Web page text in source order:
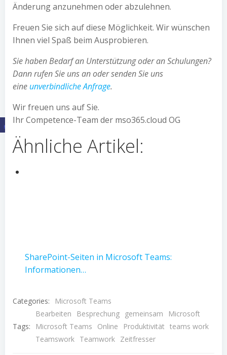
Änderung anzunehmen oder abzulehnen.
Freuen Sie sich auf diese Möglichkeit. Wir wünschen
Ihnen viel Spaß beim Ausprobieren.
Sie haben Bedarf an Unterstützung oder an Schulungen?
Dann rufen Sie uns an oder senden Sie uns
eine unverbindliche Anfrage.
Wir freuen uns auf Sie.
Ihr Competence-Team der mso365.cloud OG
Ähnliche Artikel:
SharePoint-Seiten in Microsoft Teams:
Informationen…
Categories: Microsoft Teams
Tags:
Bearbeiten Besprechung gemeinsam
Microsoft
Microsoft Teams
Online Produktivität teams work
Teamswork Teamwork Zeitfresser